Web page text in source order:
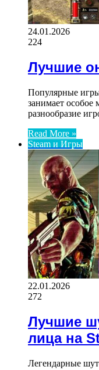
24.01.2026
224
Лучшие
Популярные
занимает особое
разнообразие
Read More »
Steam и Игры
22.01.2026
272
Лучшие
лица на
Легендарные